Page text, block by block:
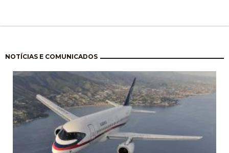
NOTÍCIAS E COMUNICADOS
Pagination